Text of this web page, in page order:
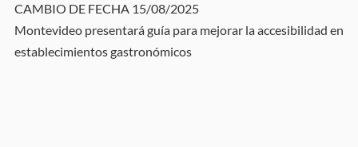
CAMBIO DE FECHA 15/08/2025
Montevideo presentará guía para mejorar la accesibilidad en
establecimientos gastronómicos